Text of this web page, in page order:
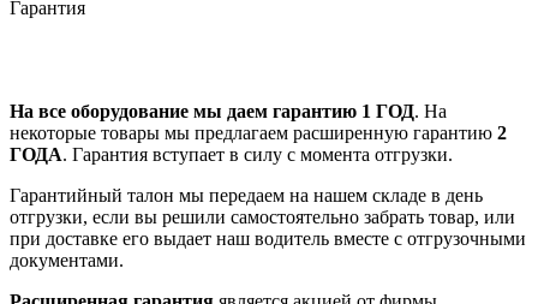
Гарантия
На все оборудование мы даем гарантию 1 ГОД. На
некоторые товары мы предлагаем расширенную гарантию 2
ГОДА. Гарантия вступает в силу с момента отгрузки.
Гарантийный талон мы передаем на нашем складе в день
отгрузки, если вы решили самостоятельно забрать товар, или
при доставке его выдает наш водитель вместе с отгрузочными
документами.